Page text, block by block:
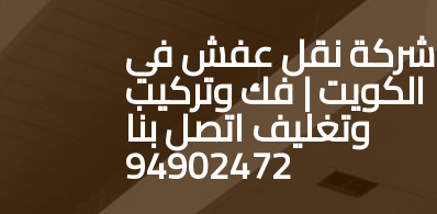
شركة نقل عفش في
الكويت | فك وتركيب
وتغليف اتصل بنا
94902472